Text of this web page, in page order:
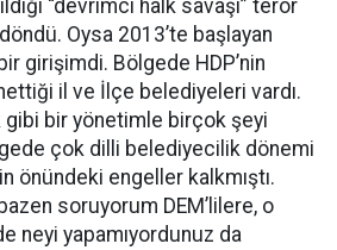
“devrimci halk savaşı” terör
Oysa 2013’te başlayan
girişimdi. Bölgede HDP’nin
il ve İlçe belediyeleri vardı.
gibi bir yönetimle birçok şeyi
çok dilli belediyecilik dönemi
önündeki engeller kalkmıştı.
soruyorum DEM’lilere, o
neyi yapamıyordunuz da